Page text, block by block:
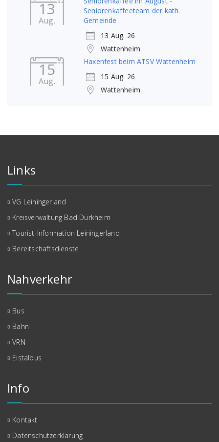
13
Aug.
Seniorenkaffeeteam der kath.
Gemeinde
13 Aug. 26
Wattenheim
15
Aug.
Haxenfest beim ATSV Wattenheim
15 Aug. 26
Wattenheim
Links
VG Leiningerland
Kreisverwaltung Bad Dürkheim
Tourist-Information Leiningerland
Bereitschaftsdienste
Nahverkehr
Bus
Bahn
VRN
Eistalbus
Info
Kontakt
Datenschutzerklärung